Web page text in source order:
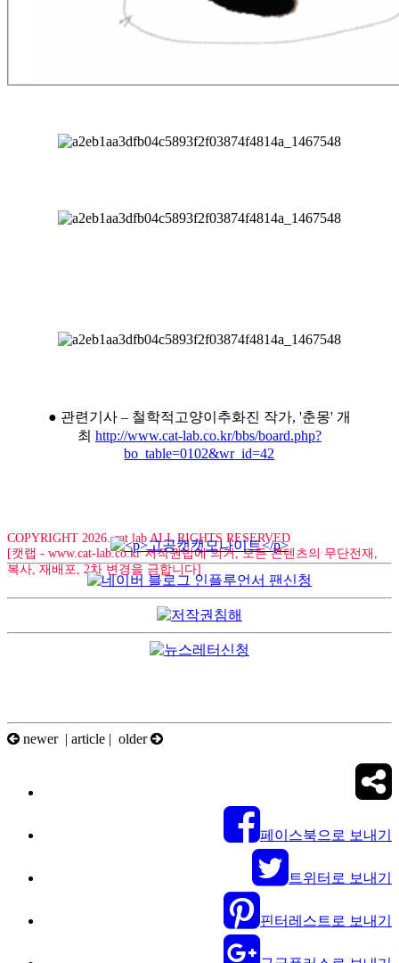
● 관련기사 – 철학적고양이추화진 작가, '춘몽' 개
최 http://www.cat-lab.co.kr/bbs/board.php?
bo_table=0102&wr_id=42
COPYRIGHT 2026. cat lab ALL RIGHTS RESERVED
[캣랩 - www.cat-lab.co.kr 저작권법에 의거, 모든 콘텐츠의 무단전재,
복사, 재배포, 2차 변경을 금합니다]
newer | article | older
페이스북으로 보내기
트위터로 보내기
핀터레스트로 보내기